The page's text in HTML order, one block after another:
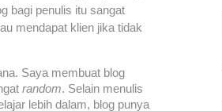
bagi penulis itu sangat
mendapat klien jika tidak
Saya membuat blog
random. Selain menulis
lebih dalam, blog punya